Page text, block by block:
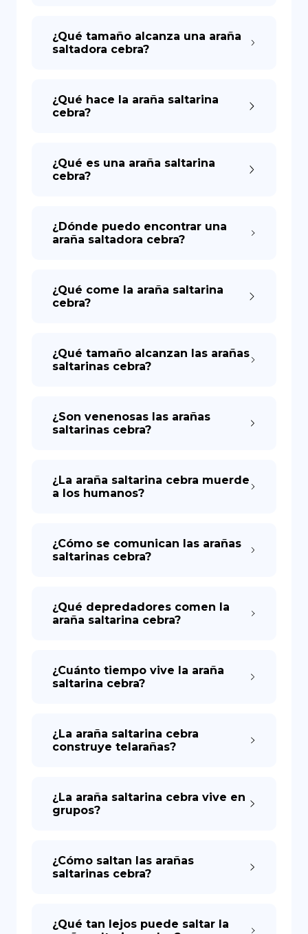
¿Qué tamaño alcanza una araña
saltadora cebra?
¿Qué hace la araña saltarina
cebra?
¿Qué es una araña saltarina
cebra?
¿Dónde puedo encontrar una
araña saltadora cebra?
¿Qué come la araña saltarina
cebra?
¿Qué tamaño alcanzan las arañas
saltarinas cebra?
¿Son venenosas las arañas
saltarinas cebra?
¿La araña saltarina cebra muerde
a los humanos?
¿Cómo se comunican las arañas
saltarinas cebra?
¿Qué depredadores comen la
araña saltarina cebra?
¿Cuánto tiempo vive la araña
saltarina cebra?
¿La araña saltarina cebra
construye telarañas?
¿La araña saltarina cebra vive en
grupos?
¿Cómo saltan las arañas
saltarinas cebra?
¿Qué tan lejos puede saltar la